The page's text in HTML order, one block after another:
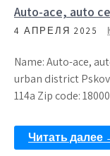
Auto-ace, auto
4 АПРЕЛЯ 2025
Name: Auto-ace,
urban district
114a Zip code:
Читать далее